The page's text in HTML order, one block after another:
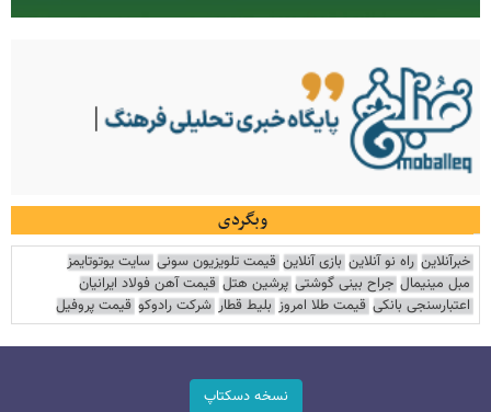
وبگردی
خبرآنلاین راه نو آنلاین بازی آنلاین قیمت تلویزیون سونی سایت یوتوتایمز
مبل مینیمال جراح بینی گوشتی پرشین هتل قیمت آهن فولاد ایرانیان
اعتبارسنجی بانکی قیمت طلا امروز بلیط قطار شرکت رادوکو قیمت پروفیل
نسخه دسکتاپ